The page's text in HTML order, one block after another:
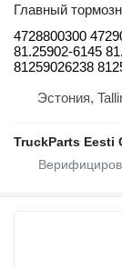
Главный
4728800300
81.25902-6145
81259026238
Эстония,
TruckParts Eesti